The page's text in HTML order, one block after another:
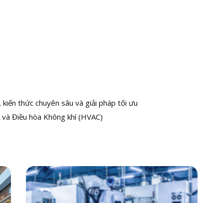
thức chuyên sâu và giải pháp tối ưu
Điều hòa Không khí (HVAC)